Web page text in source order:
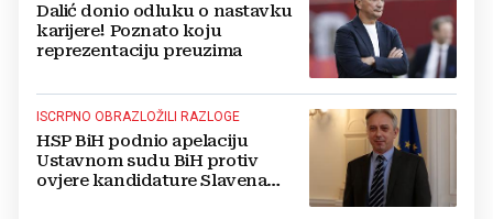
Dalić donio odluku o nastavku
karijere! Poznato koju
reprezentaciju preuzima
ISCRPNO OBRAZLOŽILI RAZLOGE
HSP BiH podnio apelaciju
Ustavnom sudu BiH protiv
ovjere kandidature Slavena